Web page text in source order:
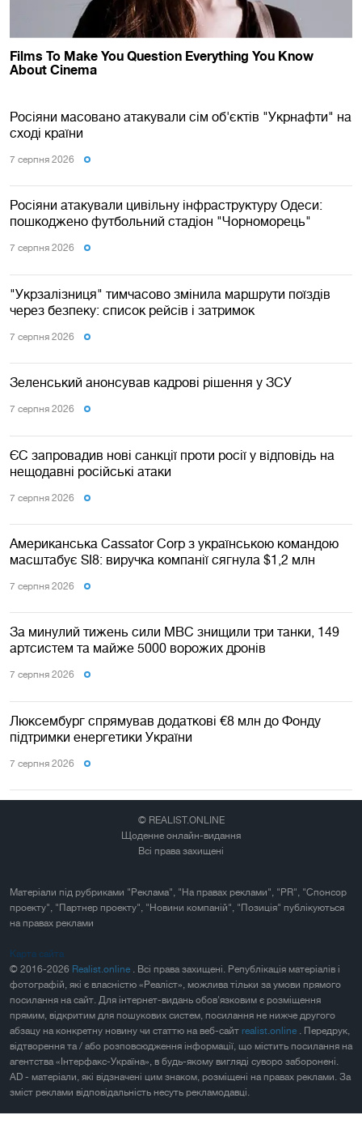
Росіяни масовано атакували сім об'єктів "Укрнафти" на
сході країни
7 серпня 2026
Росіяни атакували цивільну інфраструктуру Одеси:
пошкоджено футбольний стадіон "Чорноморець"
7 серпня 2026
"Укрзалізниця" тимчасово змінила маршрути поїздів
через безпеку: список рейсів і затримок
7 серпня 2026
Зеленський анонсував кадрові рішення у ЗСУ
7 серпня 2026
ЄС запровадив нові санкції проти росії у відповідь на
нещодавні російські атаки
7 серпня 2026
Американська Cassator Corp з українською командою
масштабує SI8: виручка компанії сягнула $1,2 млн
7 серпня 2026
За минулий тижень сили МВС знищили три танки, 149
артсистем та майже 5000 ворожих дронів
7 серпня 2026
Люксембург спрямував додаткові €8 млн до Фонду
підтримки енергетики України
7 серпня 2026
© REALIST.ONLINE
Щоденне онлайн-видання
Всі права захищені
Матеріали під рубриками "Реклама", "На правах реклами", "PR", "Спонсор
проекту", "Партнер проекту", "Новини компаній", "Позиція" публікуються
на правах реклами
Карта сайта
© 2016-2026 Realist.online . Всі права захищені. Републікація матеріалів і
фотографій, які є власністю «Реаліст», можлива тільки за умови прямого
посилання на сайт. Для інтернет-видань обов'язковим є розміщення
прямим, відкритим для пошукових систем, посилання не нижче другого
абзацу на конкретну новину чи статтю на веб-сайт realist.online . Передрук,
відтворення та / або розповсюдження інформації, що містить посилання на
агентства «Інтерфакс-Україна», в будь-якому вигляді суворо заборонені.
AD - матеріали, які відзначені цим знаком, розміщені на правах реклами. За
зміст реклами відповідальність несуть рекламодавці.